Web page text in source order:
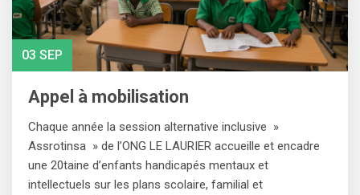
03 SEP
Appel à mobilisation
Chaque année la session alternative inclusive »
Assrotinsa » de l’ONG LE LAURIER accueille et encadre
une 20taine d’enfants handicapés mentaux et
intellectuels sur les plans scolaire, familial et